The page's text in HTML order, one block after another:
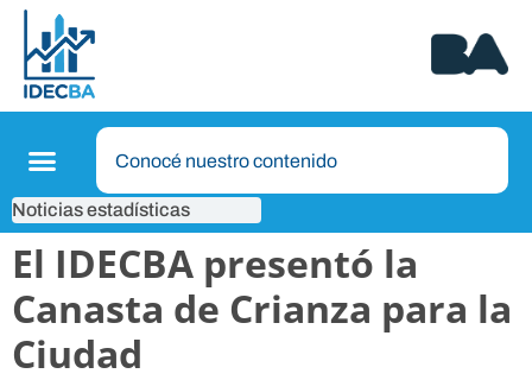
Noticias estadísticas
El IDECBA presentó la
Canasta de Crianza para la
Ciudad